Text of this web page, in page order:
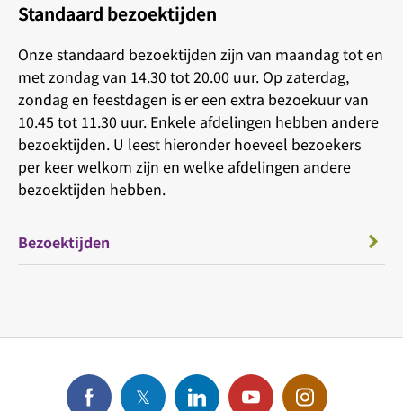
Standaard bezoektijden
Onze standaard bezoektijden zijn van maandag tot en
met zondag van 14.30 tot 20.00 uur. Op zaterdag,
zondag en feestdagen is er een extra bezoekuur van
10.45 tot 11.30 uur. Enkele afdelingen hebben andere
bezoektijden. U leest hieronder hoeveel bezoekers
per keer welkom zijn en welke afdelingen andere
bezoektijden hebben.
Bezoektijden